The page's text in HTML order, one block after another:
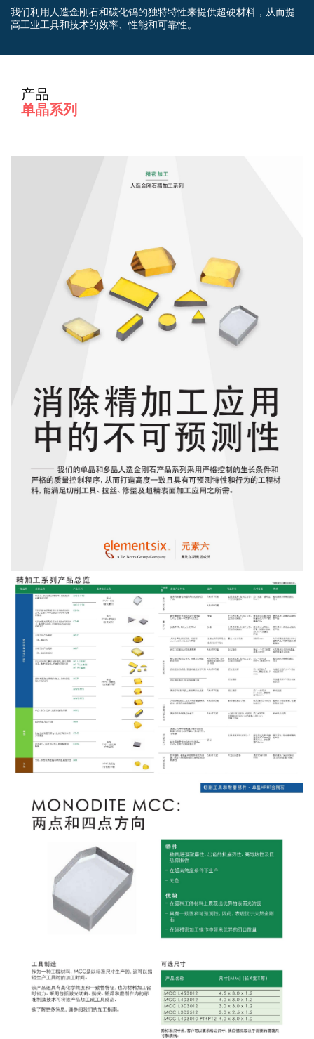
我们利用人造金刚石和碳化钨的独特特性来提供超硬材料，从而提
高工业工具和技术的效率、性能和可靠性。
产品
单晶系列